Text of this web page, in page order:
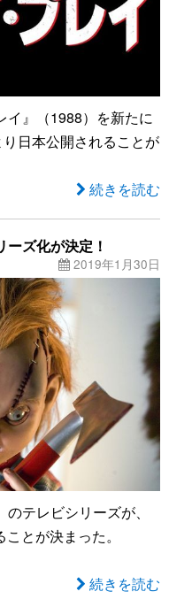
イ』（1988）を新たに
日本公開されることが
続きを読む
ーズ化が決定！
2019年1月30日
テレビシリーズが、
とが決まった。
続きを読む